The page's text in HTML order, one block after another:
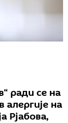
ради се на
на
Рјабова,